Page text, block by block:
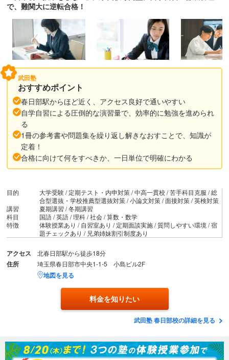
で、難関大に逆転合格！
武田塾
おすすめポイント
春日部駅からほど近く、アクセス良好で通いやすい
自学自習による圧倒的な演習量で、効率的に勉強を進められ
る
1冊の参考書や問題集を繰り返し解きなおすことで、知識が
定着！
合格に向けて何をすべきか、一日単位で明確にわかる
目的
大学受験 / 定期テスト・内申対策 / 中高一貫校 / 苦手科目克服 / 総
合型選抜・学校推薦型選抜対策 / 小論文対策 / 面接対策 / 英検対策
講習
夏期講習 / 冬期講習
科目
国語 / 英語 / 理科 / 社会 / 算数・数学
特徴
体験授業あり / 自習室あり / 定期面談実施 / 質問しやすい環境 / 宿
題チェックあり / 兄弟姉妹割引制度あり
アクセス 北春日部駅から徒歩18分
住所 埼玉県春日部市中央1-1-5 小島ビル2F
地図を見る
料金を知りたい
武田塾 春日部校の詳細を見る